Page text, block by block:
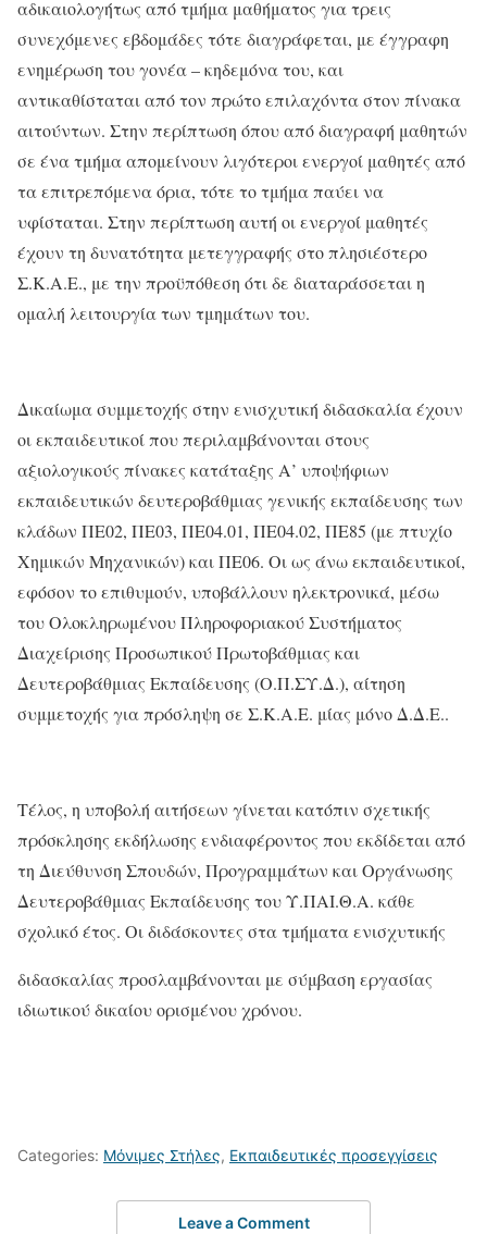
αδικαιολογήτως από τμήμα μαθήματος για τρεις
συνεχόμενες εβδομάδες τότε διαγράφεται, με έγγραφη
ενημέρωση του γονέα – κηδεμόνα του, και
αντικαθίσταται από τον πρώτο επιλαχόντα στον πίνακα
αιτούντων. Στην περίπτωση όπου από διαγραφή μαθητών
σε ένα τμήμα απομείνουν λιγότεροι ενεργοί μαθητές από
τα επιτρεπόμενα όρια, τότε το τμήμα παύει να
υφίσταται. Στην περίπτωση αυτή οι ενεργοί μαθητές
έχουν τη δυνατότητα μετεγγραφής στο πλησιέστερο
Σ.Κ.Α.Ε., με την προϋπόθεση ότι δε διαταράσσεται η
ομαλή λειτουργία των τμημάτων του.
Δικαίωμα συμμετοχής στην ενισχυτική διδασκαλία έχουν
οι εκπαιδευτικοί που περιλαμβάνονται στους
αξιολογικούς πίνακες κατάταξης Α’ υποψήφιων
εκπαιδευτικών δευτεροβάθμιας γενικής εκπαίδευσης των
κλάδων ΠΕ02, ΠΕ03, ΠΕ04.01, ΠΕ04.02, ΠΕ85 (με πτυχίο
Χημικών Μηχανικών) και ΠΕ06. Οι ως άνω εκπαιδευτικοί,
εφόσον το επιθυμούν, υποβάλλουν ηλεκτρονικά, μέσω
του Ολοκληρωμένου Πληροφοριακού Συστήματος
Διαχείρισης Προσωπικού Πρωτοβάθμιας και
Δευτεροβάθμιας Εκπαίδευσης (Ο.Π.ΣΥ.Δ.), αίτηση
συμμετοχής για πρόσληψη σε Σ.Κ.Α.Ε. μίας μόνο Δ.Δ.Ε..
Τέλος, η υποβολή αιτήσεων γίνεται κατόπιν σχετικής
πρόσκλησης εκδήλωσης ενδιαφέροντος που εκδίδεται από
τη Διεύθυνση Σπουδών, Προγραμμάτων και Οργάνωσης
Δευτεροβάθμιας Εκπαίδευσης του Υ.ΠΑΙ.Θ.Α. κάθε
σχολικό έτος. Οι διδάσκοντες στα τμήματα ενισχυτικής
διδασκαλίας προσλαμβάνονται με σύμβαση εργασίας
ιδιωτικού δικαίου ορισμένου χρόνου.
Categories: Μόνιμες Στήλες, Εκπαιδευτικές προσεγγίσεις
Leave a Comment